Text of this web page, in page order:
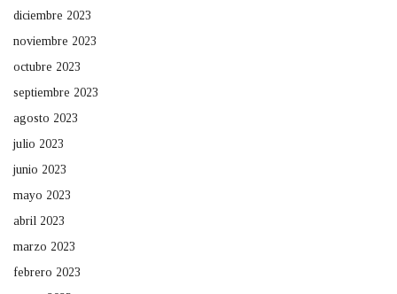
diciembre 2023
noviembre 2023
octubre 2023
septiembre 2023
agosto 2023
julio 2023
junio 2023
mayo 2023
abril 2023
marzo 2023
febrero 2023